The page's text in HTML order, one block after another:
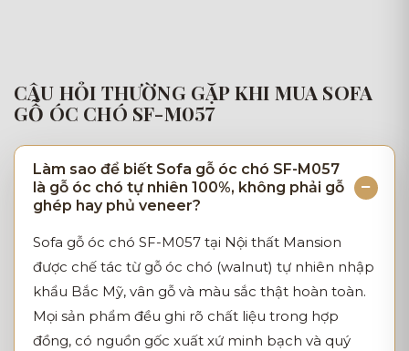
CÂU HỎI THƯỜNG GẶP KHI MUA SOFA
GỖ ÓC CHÓ SF-M057
Làm sao để biết Sofa gỗ óc chó SF-M057
là gỗ óc chó tự nhiên 100%, không phải gỗ
ghép hay phủ veneer?
Sofa gỗ óc chó SF-M057 tại Nội thất Mansion
được chế tác từ gỗ óc chó (walnut) tự nhiên nhập
khẩu Bắc Mỹ, vân gỗ và màu sắc thật hoàn toàn.
Mọi sản phẩm đều ghi rõ chất liệu trong hợp
đồng, có nguồn gốc xuất xứ minh bạch và quý